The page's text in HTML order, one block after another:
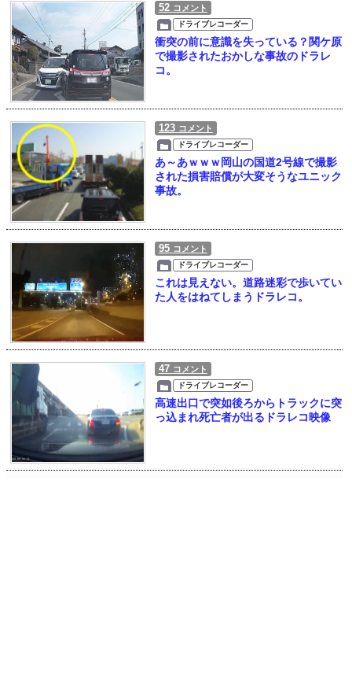
52 コメント
ドライブレコーダー
衝突の前に意識を失っている？関ケ原
で撮影されたおかしな事故のドラレ
コ。
123 コメント
ドライブレコーダー
あ～あｗｗｗ岡山の国道2号線で撮影
された損害賠償が大変そうなユニック
事故。
95 コメント
ドライブレコーダー
これは見えない。道路迷彩で歩いてい
た人をはねてしまうドラレコ。
47 コメント
ドライブレコーダー
高速出口で突如後ろからトラックに突
っ込まれ死亡者が出るドラレコ映像